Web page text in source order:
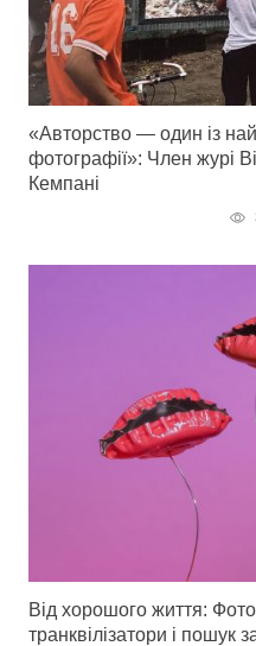
«Авторство — один із
фотографії»: Член журі
Кемпані
Від хорошого життя:
транквілізатори і пошук